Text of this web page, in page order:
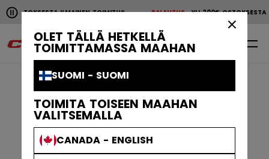
OLET TÄLLÄ HETKELLÄ
TOIMITTAMASSA MAAHAN
SUOMI - SUOMI
TOIMITA TOISEEN MAAHAN
VALITSEMALLA
CANADA - ENGLISH
Pause the horizontal scroll animation.
ILMAINEN TOIMITUSPALAUTUS YLI 200€ OSTOKSESTA
YLI 200€ OSTOKSESTA ILMAINEN TOIMITUS